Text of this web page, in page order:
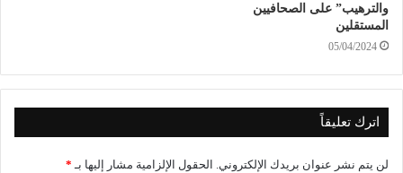
والترهيب” على الصحافيين
المستقلين
05/04/2024
اترك تعليقاً
لن يتم نشر عنوان بريدك الإلكتروني. الحقول الإلزامية مشار إليها بـ *